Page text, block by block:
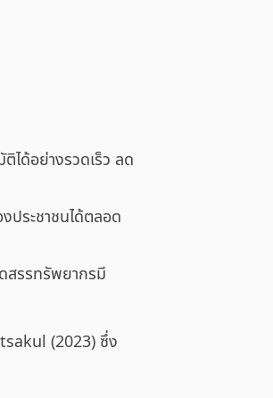
ได้อย่างรวดเร็ว ลด
ประชาชนได้ตลอด
สรรทรัพยากรมี
(2023) ซึ่ง